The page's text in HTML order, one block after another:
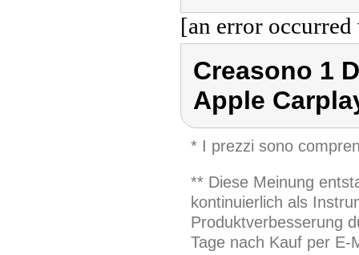
[an error
Creasono 1
Apple
* I prezzi sono
** Diese Meinung
kontinuierlich als
Produktverbesserung
Tage nach Kauf per E-